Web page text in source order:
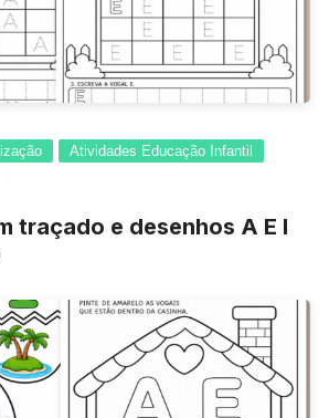
Atividades Educação Infantil
traçado e desenhos A E I